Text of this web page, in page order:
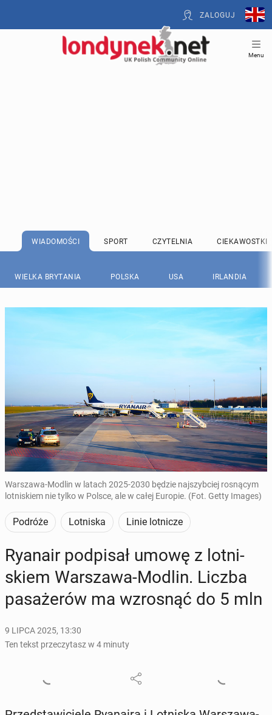
ZALOGUJ
Menu
WIADOMOŚCI SPORT CZYTELNIA CIEKAWOSTKI
WIELKA BRYTANIA POLSKA USA IRLANDIA
Warszawa-Modlin w latach 2025-2030 będzie najszybciej rosnącym
lotniskiem nie tylko w Polsce, ale w całej Europie. (Fot. Getty Images)
Podróże Lotniska Linie lotnicze
Ryanair pod­pi­sał umowę z lot­ni­
skiem War­sza­wa-Modlin. Liczba
pa­sa­że­rów ma wzro­snąć do 5 mln
9 LIPCA 2025, 13:30
Ten tekst przeczytasz w 4 minuty